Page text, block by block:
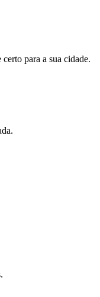
para a sua cidade.